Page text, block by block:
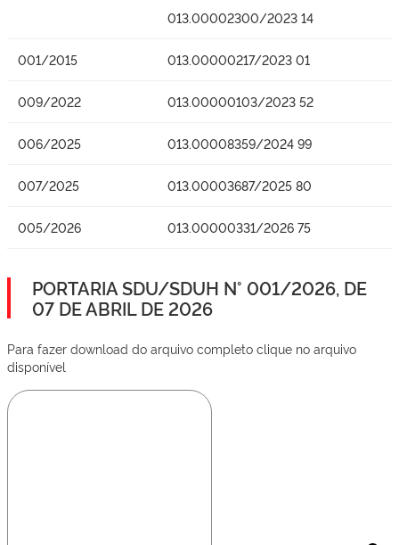
013.00002300/2023 14
001/2015 013.00000217/2023 01
009/2022 013.00000103/2023 52
006/2025 013.00008359/2024 99
007/2025 013.00003687/2025 80
005/2026 013.00000331/2026 75
PORTARIA SDU/SDUH N° 001/2026, DE
07 DE ABRIL DE 2026
Para fazer download do arquivo completo clique no arquivo
disponível